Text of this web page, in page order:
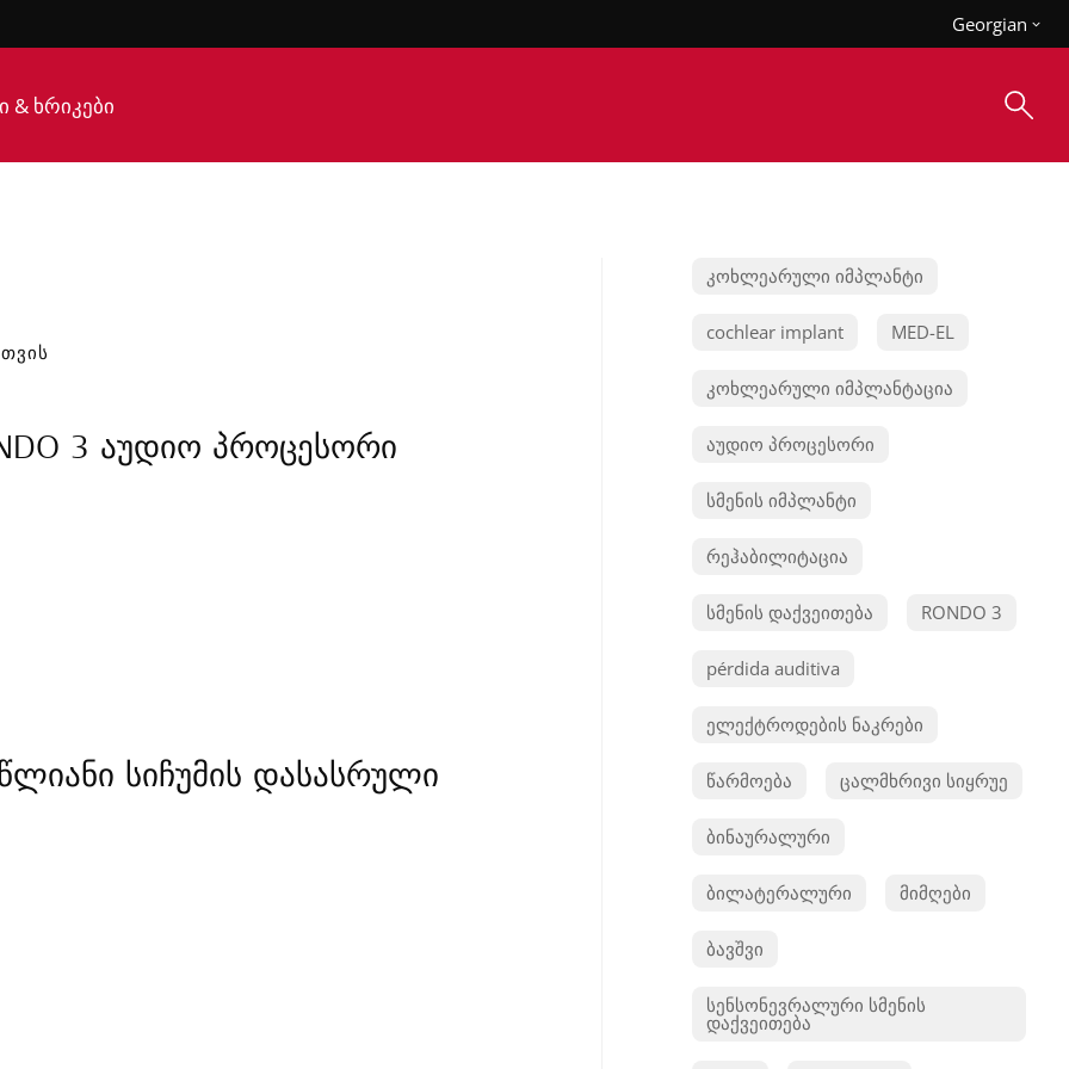
Georgian
& ხრიკები
3 აუდიო პროცესორი
სიჩუმის დასასრული
კოხლეარული იმპლანტი
cochlear implant MED-EL
კოხლეარული იმპლანტაცია
აუდიო პროცესორი
სმენის იმპლანტი
რეჰაბილიტაცია
სმენის დაქვეითება RONDO 3
pérdida auditiva
ელექტროდების ნაკრები
წარმოება ცალმხრივი სიყრუე
ბინაურალური
ბილატერალური მიმღები
ბავშვი
სენსონევრალური სმენის
დაქვეითება